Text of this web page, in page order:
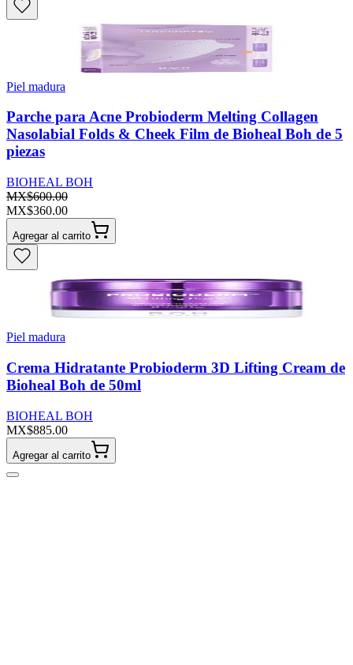
Piel madura
Parche para Acne Probioderm Melting Collagen
Nasolabial Folds & Cheek Film de Bioheal Boh de 5
piezas
BIOHEAL BOH
MX$600.00
MX$360.00
Agregar al carrito
Piel madura
Crema Hidratante Probioderm 3D Lifting Cream de
Bioheal Boh de 50ml
BIOHEAL BOH
MX$885.00
Agregar al carrito